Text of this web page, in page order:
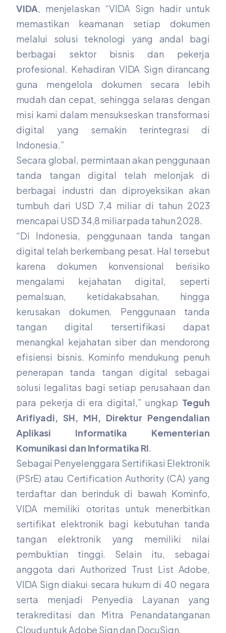
VIDA, menjelaskan “VIDA Sign hadir untuk
memastikan keamanan setiap dokumen
melalui solusi teknologi yang andal bagi
berbagai sektor bisnis dan pekerja
profesional. Kehadiran VIDA Sign dirancang
guna mengelola dokumen secara lebih
mudah dan cepat, sehingga selaras dengan
misi kami dalam mensukseskan transformasi
digital yang semakin terintegrasi di
Indonesia.”
Secara global, permintaan akan penggunaan
tanda tangan digital telah melonjak di
berbagai industri dan diproyeksikan akan
tumbuh dari USD 7,4 miliar di tahun 2023
mencapai USD 34,8 miliar pada tahun 2028.
“Di Indonesia, penggunaan tanda tangan
digital telah berkembang pesat. Hal tersebut
karena dokumen konvensional berisiko
mengalami kejahatan digital, seperti
pemalsuan, ketidakabsahan, hingga
kerusakan dokumen. Penggunaan tanda
tangan digital tersertifikasi dapat
menangkal kejahatan siber dan mendorong
efisiensi bisnis. Kominfo mendukung penuh
penerapan tanda tangan digital sebagai
solusi legalitas bagi setiap perusahaan dan
para pekerja di era digital,” ungkap Teguh
Arifiyadi, SH, MH, Direktur Pengendalian
Aplikasi Informatika Kementerian
Komunikasi dan Informatika RI.
Sebagai Penyelenggara Sertiﬁkasi Elektronik
(PSrE) atau Certiﬁcation Authority (CA) yang
terdaftar dan berinduk di bawah Kominfo,
VIDA memiliki otoritas untuk menerbitkan
sertifikat elektronik bagi kebutuhan tanda
tangan elektronik yang memiliki nilai
pembuktian tinggi. Selain itu, sebagai
anggota dari Authorized Trust List Adobe,
VIDA Sign diakui secara hukum di 40 negara
serta menjadi Penyedia Layanan yang
terakreditasi dan Mitra Penandatanganan
Cloud untuk Adobe Sign dan DocuSign.